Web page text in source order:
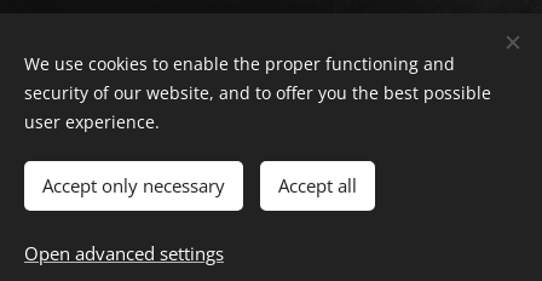
Cookies
Čeština
American English Deutsch
We use cookies to enable the proper functioning and
security of our website, and to offer you the best possible
user experience.
Accept only necessary Accept all
Open advanced settings